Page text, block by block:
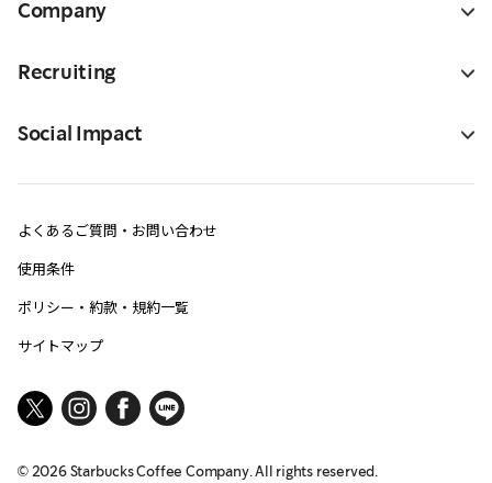
Company
Recruiting
Social Impact
よくあるご質問・お問い合わせ
使用条件
ポリシー・約款・規約一覧
サイトマップ
© 2026Starbucks Coffee Company. All rights reserved.